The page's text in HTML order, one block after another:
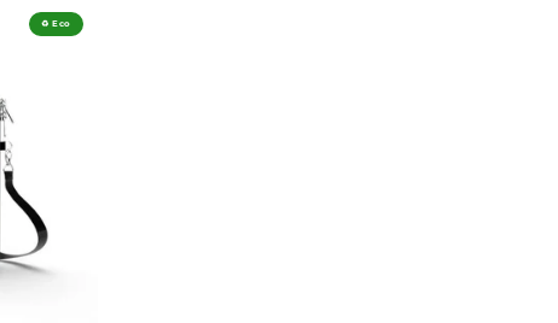
♻️ Eco